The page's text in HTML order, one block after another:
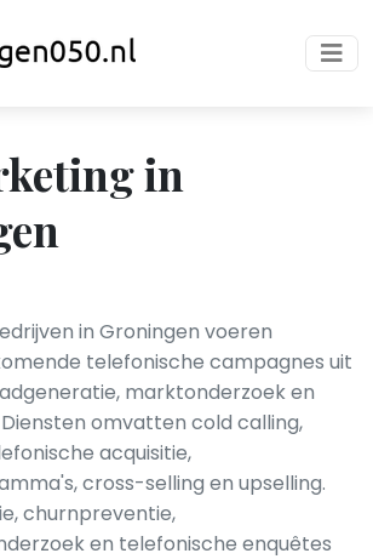
in
in Groningen voeren
telefonische campagnes uit
marktonderzoek en
omvatten cold calling,
acquisitie,
cross-selling en upselling.
churnpreventie,
en telefonische enquêtes